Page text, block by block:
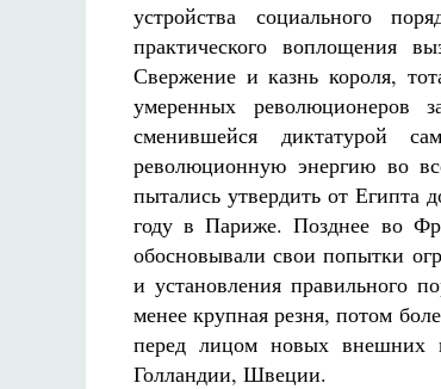
устройства социального
практического воплощения
Свержение и казнь короля,
умеренных революционеров
сменившейся диктатурой
революционную энергию во
пытались утвердить от
году в Париже. Позднее во
обосновывали свои попытки
и установления правильного
менее крупная резня, потом
перед лицом новых внешних
Голландии, Швеции.
Разлуки не будет
Фредерика де Грааф